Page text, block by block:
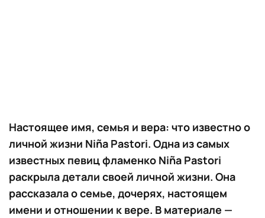
Настоящее имя, семья и вера: что известно о
личной жизни Niña Pastori. Одна из самых
известных певиц фламенко Niña Pastori
раскрыла детали своей личной жизни. Она
рассказала о семье, дочерях, настоящем
имени и отношении к вере. В материале —